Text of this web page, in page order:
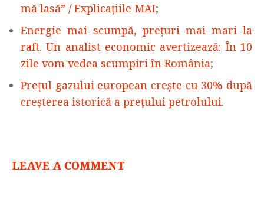
mă lasă” / Explicațiile MAI;
Energie mai scumpă, prețuri mai mari la
raft. Un analist economic avertizează: În 10
zile vom vedea scumpiri în România;
Preţul gazului european creşte cu 30% după
creşterea istorică a preţului petrolului.
LEAVE A COMMENT